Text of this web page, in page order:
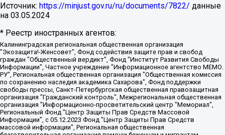
Источник: https://minjust.gov.ru/ru/documents/7822/ данные
на 03.05.2024
* Реестр иностранных агентов:
Калининградская региональная общественная организация "Экозащита!-Женсовет", Фонд содействия защите прав и свобод граждан "Общественный вердикт", Фонд "Институт Развития Свободы Информации", Частное учреждение "Информационное агентство МЕМО. РУ", Региональная общественная организация "Общественная комиссия по сохранению наследия академика Сахарова", Фонд поддержки свободы прессы, Санкт-Петербургская общественная правозащитная организация "Гражданский контроль", Межрегиональная общественная организация "Информационно-просветительский центр "Мемориал", Региональный Фонд "Центр Защиты Прав Средств Массовой Информации", с 05.12.2023 Фонд "Центр Защиты Прав Средств массовой информации", Региональная общественная благотворительная организация помощи беженцам и мигрантам "Гражданское содействие", Негосударственное образовательное учреждение дополнительного профессионального образования (повышение квалификации) специалистов "АКАДЕМИЯ ПО ПРАВАМ ЧЕЛОВЕКА", Свердловская региональная общественная организация "Сутяжник", Автономная некоммерческая организация "Центр независимых социологических исследований", Союз общественных объединений "Российский исследовательский центр по правам человека", Региональное общественное учреждение научно-информационный центр "МЕМОРИАЛ", Некоммерческая организация "Фонд защиты гласности", Автономная некоммерческая организация "Институт прав человека", Городская общественная организация "Екатеринбургское общество "МЕМОРИАЛ", Городская общественная организация "Рязанское историко-просветительское и правозащитное общество "Мемориал" (Рязанский Мемориал), Челябинский региональный орган общественной самодеятельности – женское общественное объединение "Женщины Евразии", Челябинский региональный орган общественной самодеятельности "Уральская правозащитная группа", Фонд содействия защите здоровья и социальной справедливости имени Андрея Рылькова, Автономная Некоммерческая Организация "Аналитический Центр Юрия Левады", Автономная некоммерческая организация социальной поддержки населения "Проект Апрель", Региональная общественная организация помощи женщинам и детям, находящимся в кризисной ситуации "Информационно-методический центр "Анна", Фонд содействия развитию массовых коммуникаций и правовому просвещению "Так-так-Так", Фонд содействия устойчивому развитию "Серебряная тайга", Свердловский региональный общественный фонд социальных проектов "Новое время", "Idel.Реалии", Кавказ.Реалии, Крым.Реалии, Телеканал Настоящее Время, Татаро-башкирская служба Радио Свобода (Azatliq Radiosi), Радио Свободная Европа/Радио Свобода (PCE/PC), "Сибирь.Реалии", "Фактограф", Благотворительный фонд помощи осужденным и их семьям, Автономная некоммерческая организация "Институт глобализации и социальных движений", Фонд "В защиту прав заключенных", Частное учреждение "Центр поддержки и содействия развитию средств массовой информации", Пензенский региональный общественный благотворительный фонд "Гражданский союз", "Север.Реалии", Некоммерческая организация Фонд "Правовая инициатива", Общество с ограниченной ответственностью "Радио Свободная Европа/Радио Свобода", Чешское информационное агентство "MEDIUM-ORIENT", Красноярская региональная общественная организация "Мы против СПИДа", Камалягин Денис Николаевич, Маркелов Сергей Евгеньевич, Пономарев Лев Александрович, Савицкая Людмила Алексеевна, Автономная некоммерческая организация "Центр по работе с проблемой насилия "НАСИЛИЮ.НЕТ", Межрегиональный профессиональный союз работников здравоохранения "Альянс врачей", Юридическое лицо, зарегистрированное в Латвийской Республике, SIA "Medusa Project" (регистрационный номер 40103797863, дата регистрации 10.06.2014), Некоммерческая организация "Фонд по борьбе с коррупцией", Автономная некоммерческая организация "Институт права и публичной политики", Баданин Роман Сергеевич, Гликин Максим Александрович, Железнова Мария Михайловна, Лукьянова Юлия Сергеевна, Маетная Елизавета Витальевна, Маняхин Петр Борисович, Чуракова Ольга Владимировна, Ярош Юлия Петровна, Юридическое лицо "The Insider SIA", зарегистрированное в Риге, Латвийская Республика (дата регистрации 26.06.2015), являющееся администратором доменного имени интернет-издания "The Insider SIA", https://theins.ru, Постернак Алексей Евгеньевич, Рубин Михаил Аркадьевич, Анин Роман Александрович, Юридическое лицо Istories fonds, зарегистрированное в Латвийской Республике (регистрационный номер 50008295751, дата регистрации 24.02.2020), Великовский Дмитрий Александрович, Долинина Ирина Николаевна, Мароховская Алеся Алексеевна, Шлейнов Роман Юрьевич, Шмагун Олеся Валентиновна, Общество с ограниченной ответственностью "Альтаир 2021", Общество с ограниченной ответственностью "Вега 2021", Общество с ограниченной ответственностью "Главный редактор 2021", Общество с ограниченной ответственностью "Ромашки монолит", Важенков Артем Валерьевич, Ивановская областная общественная организация "Центр гендерных исследований", Гурман Юрий Альбертович, Медиапроект "ОВД-Инфо", Егоров Владимир Владимирович, Жилинский Владимир Александрович, Общество с ограниченной ответственностью "ЗП", Иванова София Юрьевна, Карезина Инна Павловна, Кильтау Екатерина Викторовна, Петров Алексей Викторович, Пискунов Сергей Евгеньевич, Смирнов Сергей Сергеевич, Тихонов Михаил Сергеевич, Общество с ограниченной ответственностью "ЖУРНАЛИСТ-ИНОСТРАННЫЙ АГЕНТ", Арапова Галина Юрьевна, Вольтская Татьяна Анатольевна, Американская компания "Mason G.E.S. Anonymous Foundation" (США), являющаяся владельцем интернет-издания https://mnews.world/, Компания "Stichting Bellingcat", зарегистрированная в Нидерландах (дата регистрации 11.07.2018), Захаров Андрей Вячеславович, Клепиковская Екатерина Дмитриевна, Общество с ограниченной ответственностью "МЕМО", Перл Роман Александрович, Симонов Евгений Алексеевич, Соловьева Елена Анатольевна, Сотников Даниил Владимирович, Сурначева Елизавета Дмитриевна, Автономная некоммерческая организация по защите прав человека и информированию населения "Якутия – Наше Мнение", Общество с ограниченной ответственностью "Москоу диджитал медиа", с 26.01.2023 Общество с ограниченной ответственностью "Чайка Белые сады", Ветошкина Валерия Валерьевна, Заговора Максим Александрович, Межрегиональное общественное движение "Российская ЛГБТ - сеть", Оленичев Максим Владимирович, Павлов Иван Юрьевич, Скворцова Елена Сергеевна, Общество с ограниченной ответственностью "Как бы инагент", Кочетков Игорь Викторович, Общество с ограниченной ответственностью "Честные выборы", Еланчик Олег Александрович, Общество с ограниченной ответственностью "Нобелевский призыв", Гималова Регина Эмилевна, Григорьев Андрей Валерьевич, Григорьева Алина Александровна, Ассоциация по содействию защите прав призывников, альтернативнослужащих и военнослужащих "Правозащитная группа "Гражданин.Армия.Право", Хисамова Регина Фаритовна, Автономная некоммерческая организация по реализации социально-правовых программ "Лилит", Дальневосточное общественное движение "Маяк", Санкт-Петербургская ЛГБТ-инициативная группа "Выход", Инициативная группа ЛГБТ+ "Реверс", Алексеев Андрей Викторович, Бекбулатова Таисия Львовна, Беляев Иван Михайлович, Владыкина Елена Сергеевна, Гельман Марат Александрович, Никульшина Вероника Юрьевна, Толоконникова Надежда Андреевна, Шендерович Виктор Анатольевич, Общество с ограниченной ответственностью "Данное сообщение", Общество с ограниченной ответственностью Издательский дом "Новая глава", Айнбиндер Александра Александровна, Московский комьюнити-центр для ЛГБТ+инициатив, Благотворительный фонд развития филантропии, Deutsche Welle (Германия, Kurt-Schumacher-Strasse 3, 53113 Bonn), Борзунова Мария Михайловна, Воробьев Виктор Викторович, Голубева Анна Львовна, Константинова Алла Михайловна, Малкова Ирина Владимировна, Мурадов Мурад Абдулгалимович, Осетинская Елизавета Николаевна, Понасенков Евгений Николаевич, Ганапольский Матвей Юрьевич, Киселев Евгений Алексеевич, Борухович Ирина Григорьевна, Дремин Иван Тимофеевич, Дубровский Дмитрий Викторович, Красноярская региональная общественная организация поддержки и развития альтернативных образовательных технологий и межкультурных коммуникаций "ИНТЕРРА", Маяковская Екатерина Алексеевна, Фейгин Марк Захарович, Филимонов Андрей Викторович, Дзугкоева Регина Николаевна, Доброхотов Роман Александрович, Дудь Юрий Александрович, Елкин Сергей Владимирович, Кругликов Кирилл Игоревич, Сабунаева Мария Леонидовна, Семенов Алексей Владимирович, Шаинян Карен Багратович, Шульман Екатерина Михайловна, Асафьев Артур Валерьевич, Вахштайн Виктор Семенович, Венедиктов Алексей Алексеевич, Лушникова Екатерина Евгеньевна, Волков Леонид Михайлович, Невзоров Александр Глебович, Пархоменко Сергей Борисович, Сироткин Ярослав Николаевич, Кара-Мурза Владимир Владимирович, Баранова Наталья Владимировна, Гозман Леонид Яковлевич, Кагарлицкий Борис Юльевич, Климарев Михаил Валерьевич, Милов Владимир Станиславович, Автономная некоммерческая организация Краснодарский центр современного искусства "Типография", Моргенштерн Алишер Тагирович, Соболь Любовь Эдуардовна, Общество с ограниченной ответственностью "ЛИЗА НОРМ", Каспаров Гарри Кимович, Ходорковский Михаил Борисович, Общество с ограниченной ответственностью "Апрельские тезисы", Данилович Ирина Брониславовна, Кашин Олег Владимирович, Петров Николай Владимирович, Пивоваров Алексей Владимирович, Соколов Михаил Владимирович, Цветкова Юлия Владимировна, Чичваркин Евгений Александрович, Комитет против пыток/Команда против пыток, Общество с ограниченной ответственностью "Первый научный", Общество с ограниченной ответственностью "Вертолет и ко", Белоцерковская Вероника Борисовна, Кац Максим Евгеньевич, Лазарева Татьяна Юрьевна, Шаведдинов Руслан Табризович, Яшин Илья Валерьевич, Общество с ограниченной ответственностью "Иноагент ААВ", Алешковский Дмитрий Петрович, Альбац Евгения Марковна, Быков Дмитрий Львович, Галямина Юлия Евгеньевна, Лойко Сергей Леонидович, Мартынов Кирилл Константинович, Медведев Сергей Александрович, Крашенинников Федор Геннадиевич, Гордеева Катерина Вл